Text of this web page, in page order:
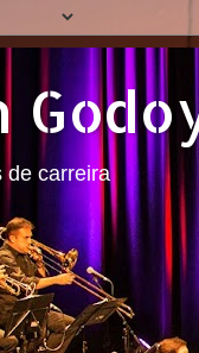
de carreira